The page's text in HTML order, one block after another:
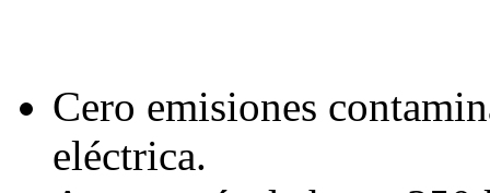
Cero emisiones
eléctrica.